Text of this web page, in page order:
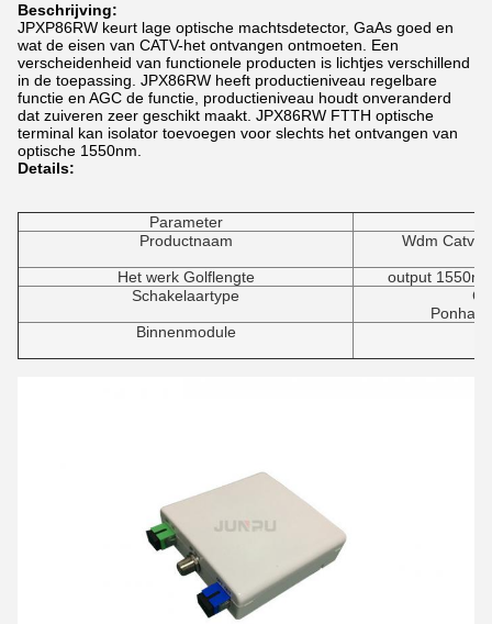
Beschrijving:
JPXP86RW keurt lage optische machtsdetector, GaAs goed en
wat de eisen van CATV-het ontvangen ontmoeten. Een
verscheidenheid van functionele producten is lichtjes verschillend
in de toepassing. JPX86RW heeft productieniveau regelbare
functie en AGC de functie, productieniveau houdt onveranderd
dat zuiveren zeer geschikt maakt. JPX86RW FTTH optische
terminal kan isolator toevoegen voor slechts het ontvangen van
optische 1550nm.
Details:
Parameter
Productnaam
Wdm Catv
Het werk Golflengte
output
Schakelaartype
Binnenmodule